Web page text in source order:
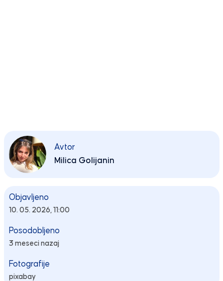
Avtor
Milica Golijanin
Objavljeno
10. 05. 2026, 11:00
Posodobljeno
3 meseci nazaj
Fotografije
pixabay